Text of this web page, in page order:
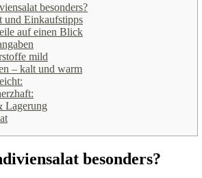
besonders?
und Einkaufstipps
auf einen Blick
mild
– kalt und warm
Lagerung
besonders?